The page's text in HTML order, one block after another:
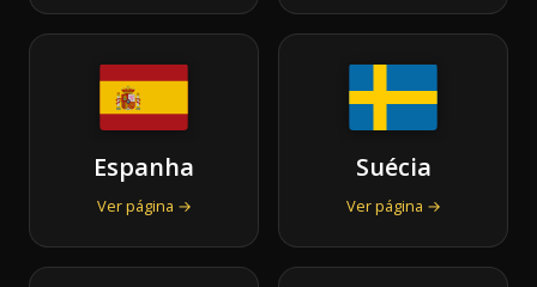
Espanha
Ver página →
Suécia
Ver página →